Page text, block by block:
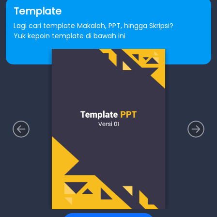
Template
Lagi cari template Makalah, PPT, hingga Skripsi?
Yuk kepoin template di bawah ini